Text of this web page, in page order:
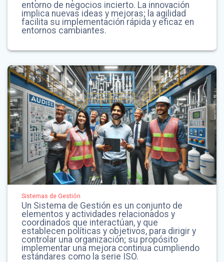
entorno de negocios incierto. La innovación
implica nuevas ideas y mejoras; la agilidad
facilita su implementación rápida y eficaz en
entornos cambiantes.
Sistemas de Gestión
Un Sistema de Gestión es un conjunto de
elementos y actividades relacionados y
coordinados que interactúan, y que
establecen políticas y objetivos, para dirigir y
controlar una organización; su propósito
implementar una mejora continua cumpliendo
estándares como la serie ISO.